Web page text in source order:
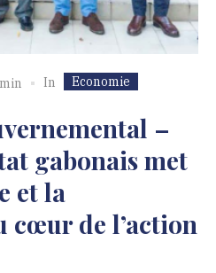
In Economie
–
gabonais met
et la
cœur de l’action